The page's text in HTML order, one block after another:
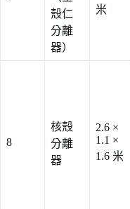
殼仁
分離
器）
米
8
核殼
分離
器
2.6 ×
1.1 ×
1.6 米